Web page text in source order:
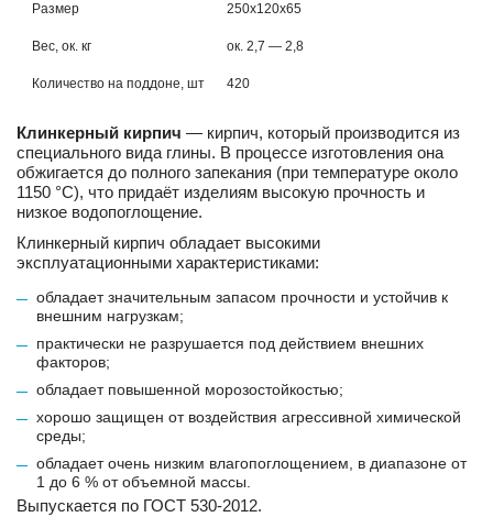
Размер 250х120х65
Вес, ок. кг ок. 2,7 — 2,8
Количество на поддоне, шт 420
Клинкерный кирпич — кирпич, который производится из
специального вида глины. В процессе изготовления она
обжигается до полного запекания (при температуре около
1150 °C), что придаёт изделиям высокую прочность и
низкое водопоглощение.
Клинкерный кирпич обладает высокими
эксплуатационными характеристиками:
обладает значительным запасом прочности и устойчив к
внешним нагрузкам;
практически не разрушается под действием внешних
факторов;
обладает повышенной морозостойкостью;
хорошо защищен от воздействия агрессивной химической
среды;
обладает очень низким влагопоглощением, в диапазоне от
1 до 6 % от объемной массы.
Выпускается по ГОСТ 530-2012.